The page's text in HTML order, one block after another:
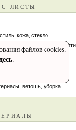
файлов cookies.
.
листы
кожа, стекло
шнуры, шпагаты, нити
ветошь, уборка